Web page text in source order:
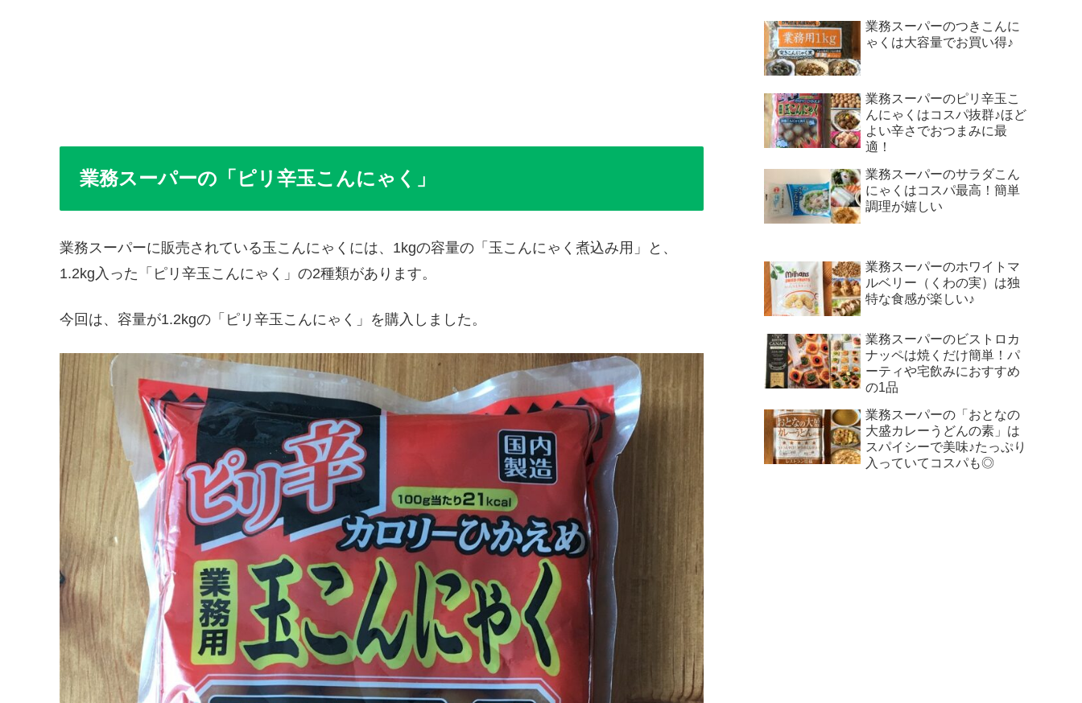
業務スーパーの「ピリ辛玉こんにゃく」
業務スーパーに販売されている玉こんにゃくには、1kgの容量の「玉こんにゃく煮込み用」と、
1.2kg入った「ピリ辛玉こんにゃく」の2種類があります。
今回は、容量が1.2kgの「ピリ辛玉こんにゃく」を購入しました。
業務スーパーのつきこんに
ゃくは大容量でお買い得♪
業務スーパーのピリ辛玉こ
んにゃくはコスパ抜群♪ほど
よい辛さでおつまみに最
適！
業務スーパーのサラダこん
にゃくはコスパ最高！簡単
調理が嬉しい
業務スーパーのホワイトマ
ルベリー（くわの実）は独
特な食感が楽しい♪
業務スーパーのビストロカ
ナッペは焼くだけ簡単！パ
ーティや宅飲みにおすすめ
の1品
業務スーパーの「おとなの
大盛カレーうどんの素」は
スパイシーで美味♪たっぷり
入っていてコスパも◎